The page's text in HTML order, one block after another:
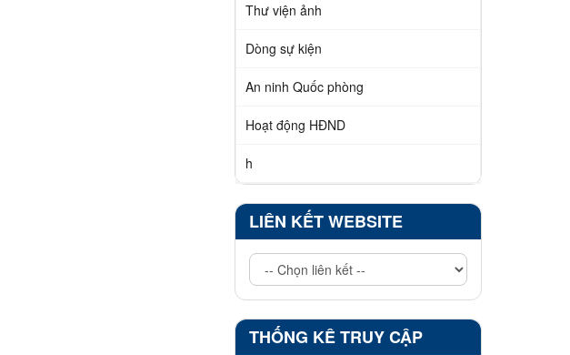
Thư viện ảnh
Dòng sự kiện
An ninh Quốc phòng
Hoạt động HĐND
h
LIÊN KẾT WEBSITE
THỐNG KÊ TRUY CẬP